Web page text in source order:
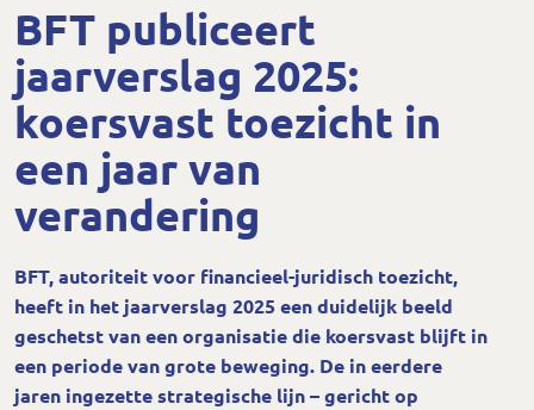
BFT publiceert
jaarverslag 2025:
koersvast toezicht in
een jaar van
verandering
BFT, autoriteit voor financieel-juridisch toezicht,
heeft in het jaarverslag 2025 een duidelijk beeld
geschetst van een organisatie die koersvast blijft in
een periode van grote beweging. De in eerdere
jaren ingezette strategische lijn – gericht op